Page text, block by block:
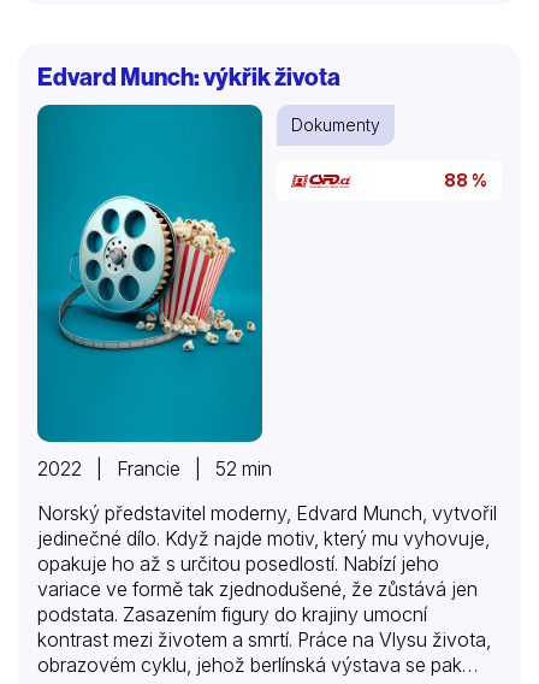
proměnlivé přírody.
Edvard Munch: výkřik života
Dokumenty
88 %
2022 | Francie | 52 min
Norský představitel moderny, Edvard Munch, vytvořil
jedinečné dílo. Když najde motiv, který mu vyhovuje,
opakuje ho až s určitou posedlostí. Nabízí jeho
variace ve formě tak zjednodušené, že zůstává jen
podstata. Zasazením figury do krajiny umocní
kontrast mezi životem a smrtí. Práce na Vlysu života,
obrazovém cyklu, jehož berlínská výstava se pak